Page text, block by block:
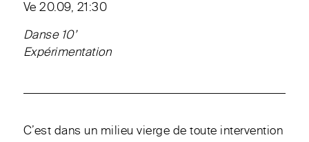
Ve 20.09, 21:30
Danse 10’
Expérimentation
C’est dans un milieu vierge de toute intervention